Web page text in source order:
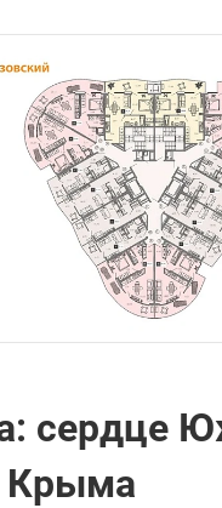
сердце
Крыма